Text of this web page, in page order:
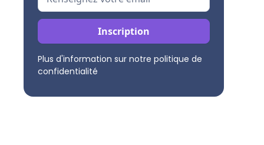
Plus d'information sur notre politique de
confidentialité